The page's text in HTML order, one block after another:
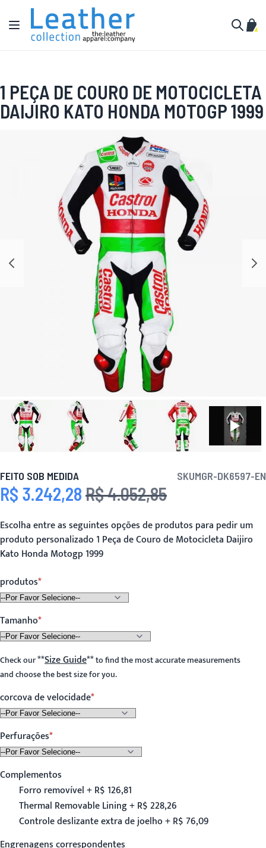
Pular para o conteúdo
Alternar Nav
1 PEÇA DE COURO DE MOTOCICLETA
DAIJIRO KATO HONDA MOTOGP 1999
FEITO SOB MEDIDA SKUMGR-DK6597-EN
Preço Especial
R$ 3.242,28 Preço
R$ 4.052,85
Escolha entre as seguintes opções de produtos para pedir um
produto personalizado 1 Peça de Couro de Motocicleta Daijiro
Kato Honda Motogp 1999
produtos
Tamanho
Check our**Size Guide**to find the most accurate measurements
and choose the best size for you.
corcova de velocidade
Perfurações
Complementos
Forro removível + R$ 126,81
Thermal Removable Lining + R$ 228,26
Controle deslizante extra de joelho + R$ 76,09
Engrenagens correspondentes